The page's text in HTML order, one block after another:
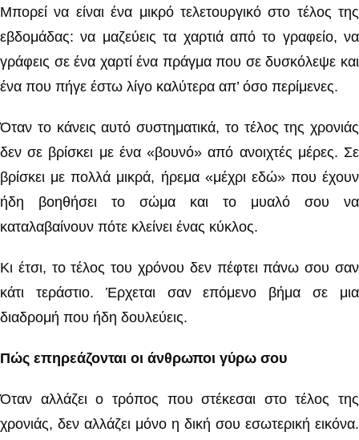
Μπορεί να είναι ένα μικρό τελετουργικό στο τέλος της
εβδομάδας: να μαζεύεις τα χαρτιά από το γραφείο, να
γράφεις σε ένα χαρτί ένα πράγμα που σε δυσκόλεψε και
ένα που πήγε έστω λίγο καλύτερα απ’ όσο περίμενες.
Όταν το κάνεις αυτό συστηματικά, το τέλος της χρονιάς
δεν σε βρίσκει με ένα «βουνό» από ανοιχτές μέρες. Σε
βρίσκει με πολλά μικρά, ήρεμα «μέχρι εδώ» που έχουν
ήδη βοηθήσει το σώμα και το μυαλό σου να
καταλαβαίνουν πότε κλείνει ένας κύκλος.
Κι έτσι, το τέλος του χρόνου δεν πέφτει πάνω σου σαν
κάτι τεράστιο. Έρχεται σαν επόμενο βήμα σε μια
διαδρομή που ήδη δουλεύεις.
Πώς επηρεάζονται οι άνθρωποι γύρω σου
Όταν αλλάζει ο τρόπος που στέκεσαι στο τέλος της
χρονιάς, δεν αλλάζει μόνο η δική σου εσωτερική εικόνα.